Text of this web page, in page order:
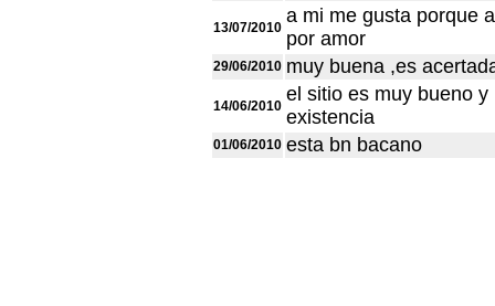
13/07/2010
a mi me gusta porque
por amor
29/06/2010 muy buena ,es
14/06/2010
el sitio es muy bueno
existencia
01/06/2010 esta bn bacano